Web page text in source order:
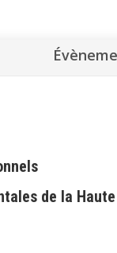
Aller
de la Haute